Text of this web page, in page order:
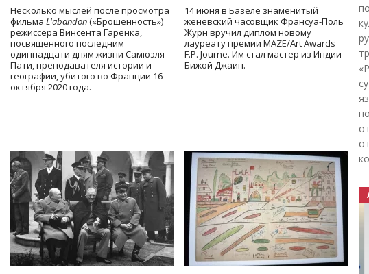
Несколько мыслей после просмотра
фильма L'abandon(«Брошенность»)
режиссера Винсента Гаренка,
посвященного последним
одиннадцати дням жизни Самюэля
Пати, преподавателя истории и
географии, убитого во Франции 16
октября 2020 года.
14 июня в Базеле знаменитый
женевский часовщик Франсуа-Поль
Журн вручил диплом новому
лауреату премии MAZE/Art Awards
F.P. Journe. Им стал мастер из Индии
Бижой Джаин.